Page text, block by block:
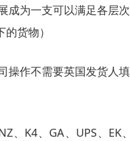
为一支可以满足各层
货物）
作不需要英国发货人
K4、GA、UPS、EK、